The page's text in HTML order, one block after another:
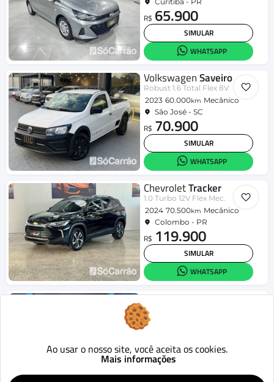
R$ 65.900
SIMULAR
WHATSAPP
VolkswagenSaveiro
Robust 1.6 Total Flex 8V
2023 60.000km Mecânico
São José - SC
R$ 70.900
SIMULAR
WHATSAPP
ChevroletTracker
1.0 Turbo 12V Flex Mec.
2024 70.500km Mecânico
Colombo - PR
R$ 119.900
SIMULAR
WHATSAPP
JeepCompass
LIMITED 2.0 4x2 Flex 16V Aut.
2019
R$ 95.990
Ao usar o nosso site, você aceita os cookies.
Mais informações